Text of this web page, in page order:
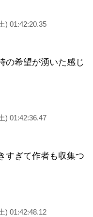
) 01:42:20.35
の希望が湧いた感じ
) 01:42:36.47
すぎて作者も収集つ
) 01:42:48.12